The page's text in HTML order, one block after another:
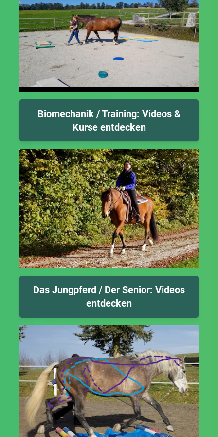
Biomechanik / Training: Videos &
Kurse entdecken
Das Jungpferd / Der Senior: Videos
entdecken